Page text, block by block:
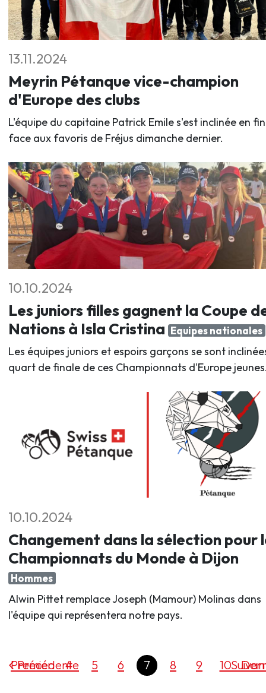
13.11.2024
Meyrin Pétanque vice-champion
d'Europe des clubs
L'équipe du capitaine Patrick Emile s'est inclinée en
face aux favoris de Fréjus dimanche dernier.
10.10.2024
Les juniors filles gagnent la Coupe
Nations à Isla Cristina Equipes nationales
Les équipes juniors et espoirs garçons se sont
quart de finale de ces Championnats d'Europe
10.10.2024
Changement dans la sélection pour
Championnats du Monde à Dijon
Hommes
Alwin Pittet remplace Joseph (Mamour) Molinas dans
l'équipe qui représentera notre pays.
Précédente
Premier 4 5 6 7 8 9 10